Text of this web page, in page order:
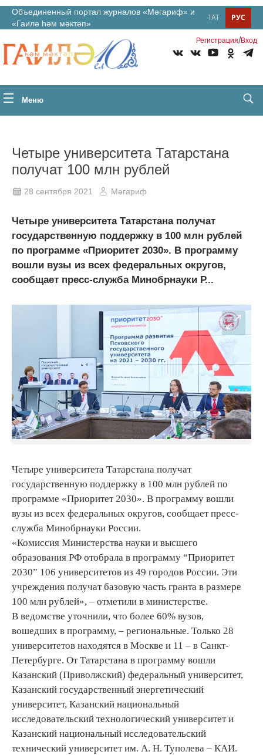
Объединенный портал журналов «Мәгариф» и
«Гаилә һәм мәктәп»
РУС
ТАТ
Регистрация/Вход
Меню
Четыре университета Татарстана
получат 100 млн рублей
28 сентября 2021 Мәгариф
Четыре университета Татарстана получат
государственную поддержку в 100 млн рублей
по программе «Приоритет 2030». В программу
вошли вузы из всех федеральных округов,
сообщает пресс-служба Минобрнауки Р...
Четыре университета Татарстана получат
государственную поддержку в 100 млн рублей по
программе «Приоритет 2030». В программу вошли
вузы из всех федеральных округов, сообщает пресс-
служба Минобрнауки России.
«Комиссия Министерства науки и высшего
образования РФ отобрала в программу “Приоритет
2030” 106 университетов из 49 городов России. Эти
учреждения получат базовую часть гранта в размере
100 млн рублей», – отметили в министерстве.
В ведомстве уточнили, что более 60% вузов,
вошедших в программу, – региональные. Только 28
университетов находятся в Москве и 11 – в Санкт-
Петербурге. От Татарстана в программу вошли
Казанский (Приволжский) федеральный университет,
Казанский государственный энергетический
университет, Казанский национальный
исследовательский технологический университет и
Казанский национальный исследовательский
технический университет им. А. Н. Туполева – КАИ.